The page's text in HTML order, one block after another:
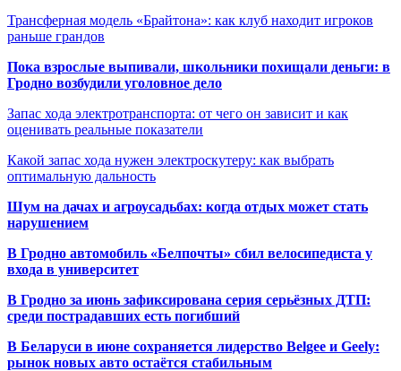
Трансферная модель «Брайтона»: как клуб находит игроков
раньше грандов
Пока взрослые выпивали, школьники похищали деньги: в
Гродно возбудили уголовное дело
Запас хода электротранспорта: от чего он зависит и как
оценивать реальные показатели
Какой запас хода нужен электроскутеру: как выбрать
оптимальную дальность
Шум на дачах и агроусадьбах: когда отдых может стать
нарушением
В Гродно автомобиль «Белпочты» сбил велосипедиста у
входа в университет
В Гродно за июнь зафиксирована серия серьёзных ДТП:
среди пострадавших есть погибший
В Беларуси в июне сохраняется лидерство Belgee и Geely:
рынок новых авто остаётся стабильным